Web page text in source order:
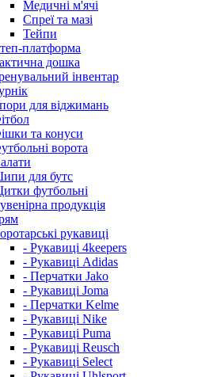
Медичні м'ячі
Спреї та мазі
Тейпи
платформа
дошка
інвентар
для віджимань
та конуси
ворота
для бутс
футбольні
продукція
рукавиці
- Рукавиці 4keepers
- Рукавиці Adidas
- Перчатки Jako
- Рукавиці Joma
- Перчатки Kelme
- Рукавиці Nike
- Рукавиці Puma
- Рукавиці Reusch
- Рукавиці Select